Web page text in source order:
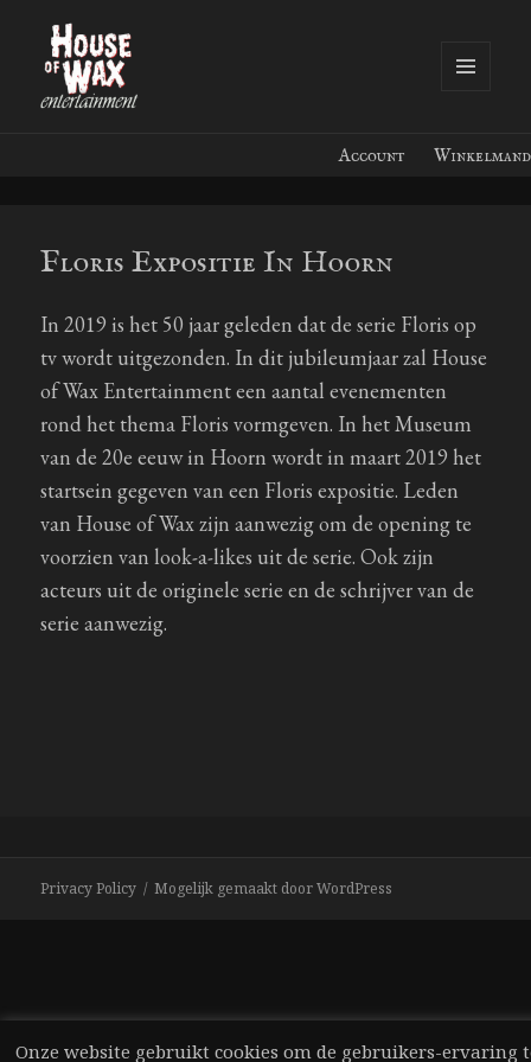
House of Wax Entertainment
Account Winkelmand
Floris Expositie In Hoorn
In 2019 is het 50 jaar geleden dat de serie Floris op
tv wordt uitgezonden. In dit jubileumjaar zal House
of Wax Entertainment een aantal evenementen
rond het thema Floris vormgeven. In het Museum
van de 20e eeuw in Hoorn wordt in maart 2019 het
startsein gegeven van een Floris expositie. Leden
van House of Wax zijn aanwezig om de opening te
voorzien van look-a-likes uit de serie. Ook zijn
acteurs uit de originele serie en de schrijver van de
serie aanwezig.
Privacy Policy Mogelijk gemaakt door WordPress
Onze website gebruikt cookies om de gebruikers-ervaring